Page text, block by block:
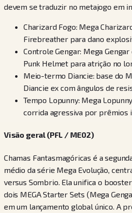
devem se traduzir no metajogo em
Charizard Fogo: Mega
Firebreather para dano
Controle Gengar: Mega
Punk Helmet para atrição no
Meio-termo Diancie: base do
Diancie ex com ângulos de
Tempo Lopunny: Mega
corrida agressiva por prêmios
Visão geral (PFL / ME02)
Chamas Fantasmagóricas é a
médio da série Mega Evolução,
versus Sombrio. Ela unifica o
dois MEGA Starter Sets (Mega
em um lançamento global único. A